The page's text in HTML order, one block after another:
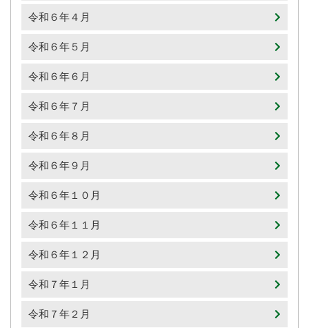
令和６年４月
令和６年５月
令和６年６月
令和６年７月
令和６年８月
令和６年９月
令和６年１０月
令和６年１１月
令和６年１２月
令和７年１月
令和７年２月